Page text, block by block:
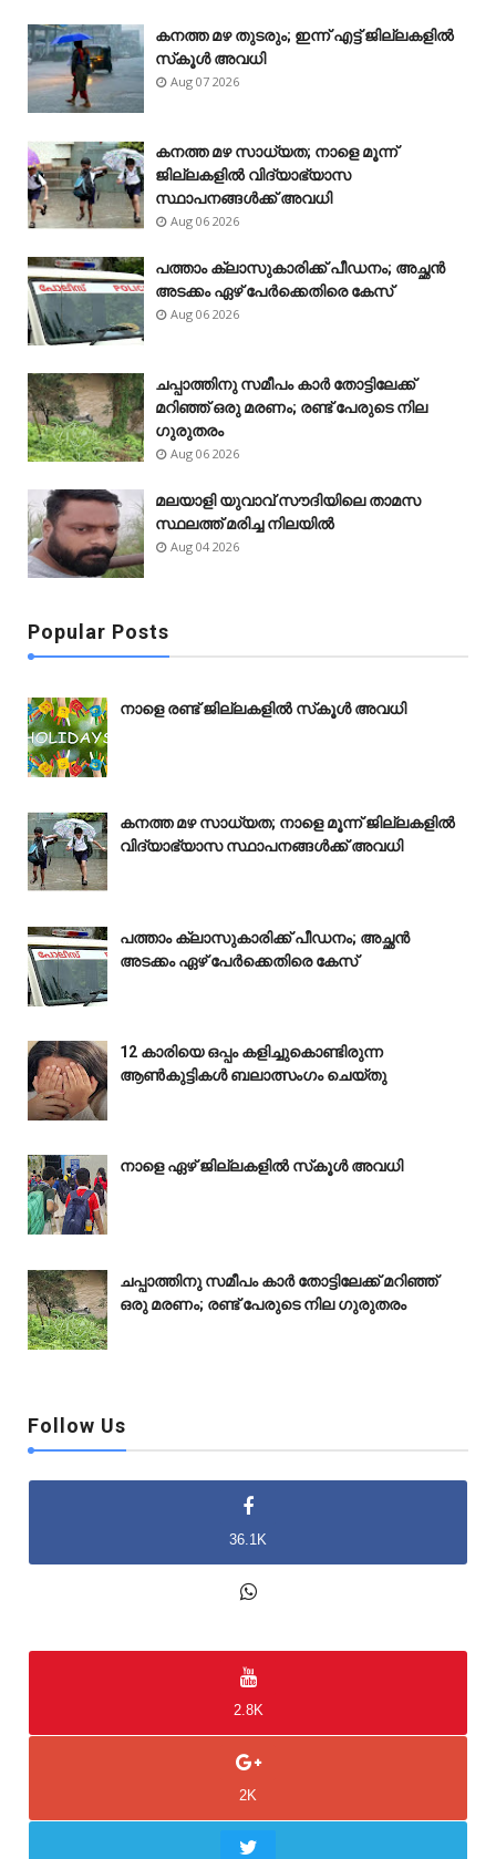
കനത്ത മഴ തുടരും; ഇന്ന് എട്ട് ജില്ലകളിൽ
സ്‌കൂൾ അവധി
Aug 07 2026
കനത്ത മഴ സാധ്യത; നാളെ മൂന്ന്
ജില്ലകളിൽ വിദ്യാഭ്യാസ
സ്ഥാപനങ്ങൾക്ക് അവധി
Aug 06 2026
പത്താം ക്ലാസുകാരിക്ക് പീഡനം; അച്ഛൻ
അടക്കം ഏഴ് പേർക്കെതിരെ കേസ്
Aug 06 2026
ചപ്പാത്തിനു സമീപം കാർ തോട്ടിലേക്ക്
മറിഞ്ഞ് ഒരു മരണം; രണ്ട് പേരുടെ നില
ഗുരുതരം
Aug 06 2026
മലയാളി യുവാവ് സൗദിയിലെ താമസ
സ്ഥലത്ത് മരിച്ച നിലയിൽ
Aug 04 2026
Popular Posts
നാളെ രണ്ട് ജില്ലകളിൽ സ്‌കൂൾ അവധി
കനത്ത മഴ സാധ്യത; നാളെ മൂന്ന് ജില്ലകളിൽ
വിദ്യാഭ്യാസ സ്ഥാപനങ്ങൾക്ക് അവധി
പത്താം ക്ലാസുകാരിക്ക് പീഡനം; അച്ഛൻ
അടക്കം ഏഴ് പേർക്കെതിരെ കേസ്
12 കാരിയെ ഒപ്പം കളിച്ചുകൊണ്ടിരുന്ന
ആൺകുട്ടികൾ ബലാത്സംഗം ചെയ്‌തു
നാളെ ഏഴ് ജില്ലകളിൽ സ്‌കൂൾ അവധി
ചപ്പാത്തിനു സമീപം കാർ തോട്ടിലേക്ക് മറിഞ്ഞ്
ഒരു മരണം; രണ്ട് പേരുടെ നില ഗുരുതരം
Follow Us
36.1K
2.8K
2K